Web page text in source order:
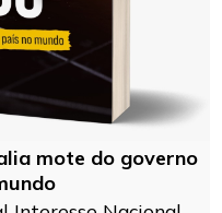
mote do governo